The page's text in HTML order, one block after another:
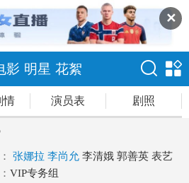
✕
影 明星 花絮
情 演员表 剧照
张娜拉 李尚允 李清娥 郭善英 表艺
VIP专务组